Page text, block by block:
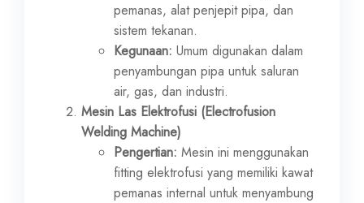
pemanas, alat penjepit pipa, dan
sistem tekanan.
Kegunaan: Umum digunakan dalam
penyambungan pipa untuk saluran
air, gas, dan industri.
Mesin Las Elektrofusi (Electrofusion
Welding Machine)
Pengertian: Mesin ini menggunakan
fitting elektrofusi yang memiliki kawat
pemanas internal untuk menyambung